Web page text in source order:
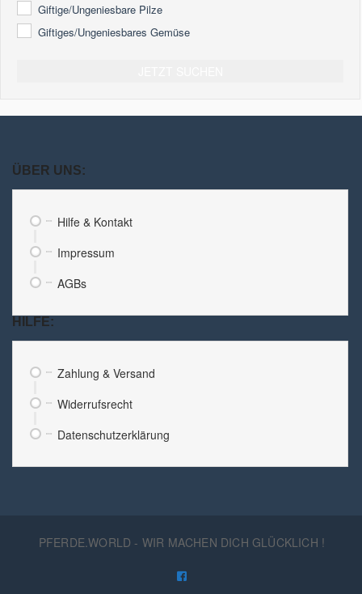
Giftige/ungeniesbare Pilze
Giftiges/ungeniesbares Gemüse
ÜBER UNS:
Hilfe & Kontakt
Impressum
AGBs
HILFE:
Zahlung & Versand
Widerrufsrecht
Datenschutzerklärung
PFERDE.WORLD - WIR MACHEN DICH GLÜCKLICH !